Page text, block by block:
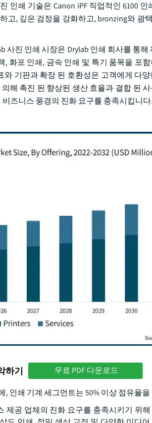
인쇄 기술은 Canon iPF 직업적인 6100
고, 깊은 검정을 강화하고, bronzing와 광
진 인쇄 시장은 Drylab 인쇄 회사를 통해
화포 인쇄, 금속 인쇄 및 특기 품목을 포
기판과 확장 된 호환성은 고객에게 다
해 촉진 된 향상된 생산 효율과 결합 된
즈니스 풍경의 진화 요구를 충족시킵니다.
하기 무료 PDF 다운로드
인쇄 기계 세그먼트는 50% 이상 점유율
제공 업체의 진화 요구를 충족시키기 위